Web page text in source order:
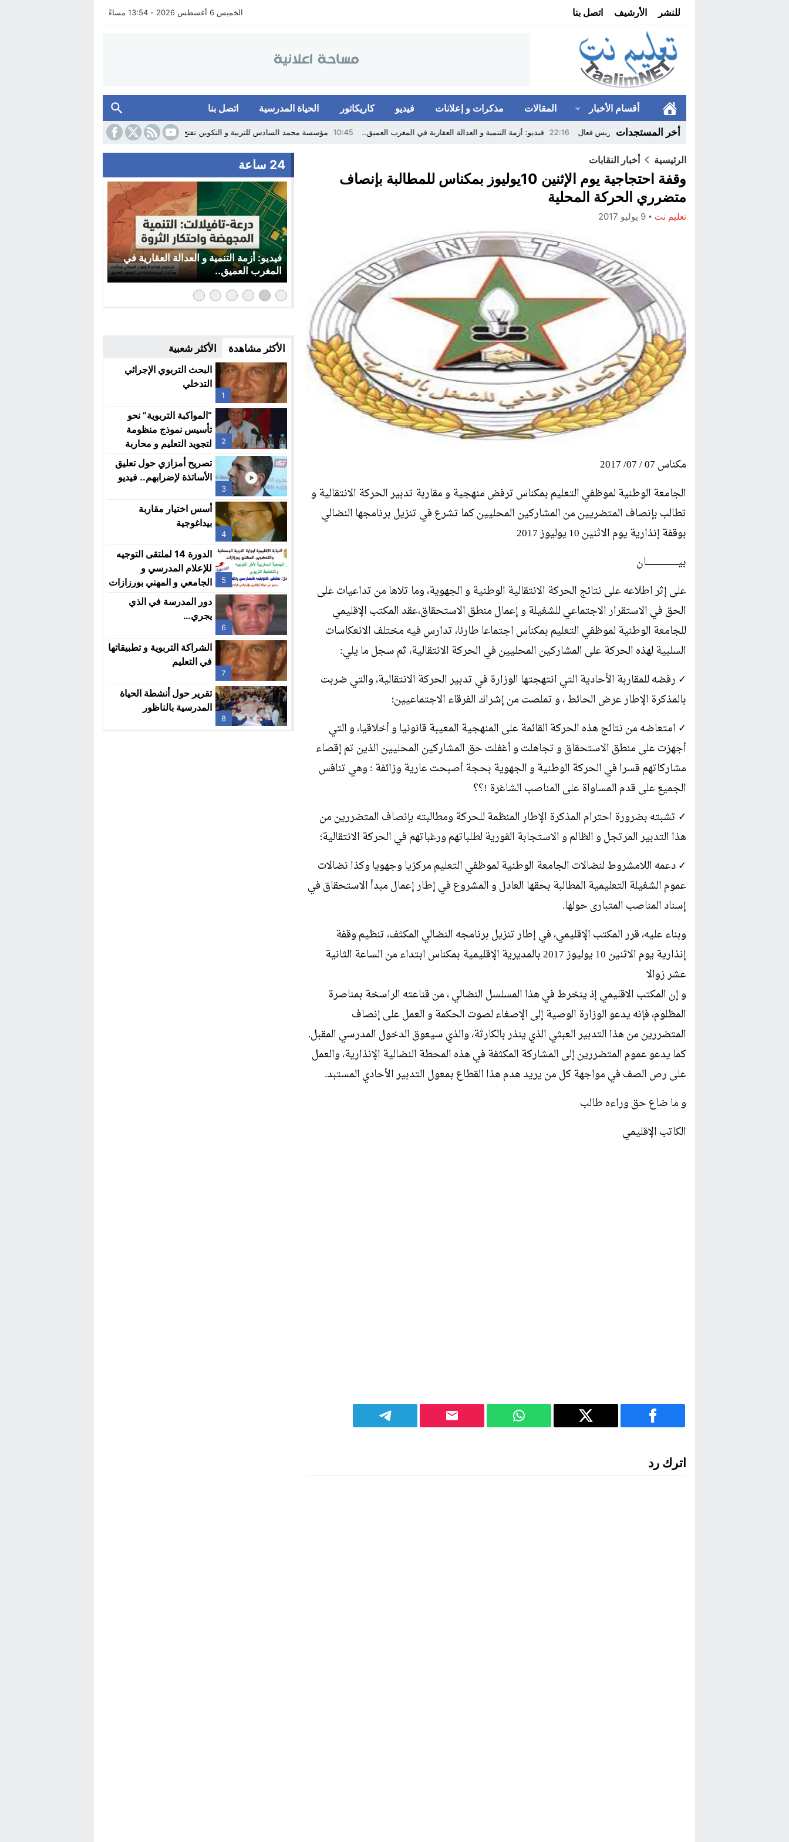
للنشر الأرشيف اتصل بنا الخميس 6 أغسطس 2026 - 13:54 مساءً
أقسام الأخبار المقالات مذكرات و إعلانات فيديو كاريكاتور الحياة المدرسية اتصل بنا
أخر المستجدات
جيد لنظريات التعلم و النمو من أجل تدريس فعال 22:16 فيديو: أزمة التنمية و العدالة العقارية في المغرب العميق.. 10:45 مؤسسة محمد السادس للتربية و التكوين تفتح باب التسجيل و إضافة الأبناء إلكتونيا
الرئيسية أخبار النقابات
وقفة احتجاجية يوم الإثنين 10يوليوز بمكناس للمطالبة بإنصاف
متضرري الحركة المحلية
تعليم نت 9 يوليو 2017
مكناس 07 / 07/ 2017
الجامعة الوطنية لموظفي التعليم بمكناس ترفض منهجية و مقاربة تدبير الحركة الانتقالية و
تطالب بإنصاف المتضريين من المشاركين المحليين كما تشرع في تنزيل برنامجها النضالي
بوقفة إنذارية يوم الاثنين 10 يوليوز 2017
بيــــــــــــــــــان
على إثر اطلاعه على نتائج الحركة الانتقالية الوطنية و الجهوية، وما تلاها من تداعيات على
الحق في الاستقرار الاجتماعي للشغيلة و إعمال منطق الاستحقاق،عقد المكتب الإقليمي
للجامعة الوطنية لموظفي التعليم بمكناس اجتماعا طارئا، تدارس فيه مختلف الانعكاسات
السلبية لهذه الحركة على المشاركين المحليين في الحركة الانتقالية، ثم سجل ما يلي:
✓ رفضه للمقاربة الأحادية التي انتهجتها الوزارة في تدبير الحركة الانتقالية، والتي ضربت
بالمذكرة الإطار عرض الحائط ، و تملصت من إشراك الفرقاء الاجتماعيين؛
✓ امتعاضه من نتائج هذه الحركة القائمة على المنهجية المعيبة قانونيا و أخلاقيا، و التي
أجهزت على منطق الاستحقاق و تجاهلت و أغفلت حق المشاركين المحليين الذين تم إقصاء
مشاركاتهم قسرا في الحركة الوطنية و الجهوية بحجة أصبحت عارية وزائفة : وهي تنافس
الجميع على قدم المساواة على المناصب الشاغرة !؟؟
✓ تشبته بضرورة احترام المذكرة الإطار المنظمة للحركة ومطالبته بإنصاف المتضررين من
هذا التدبير المرتجل و الظالم و الاستجابة الفورية لطلباتهم ورغباتهم في الحركة الانتقالية؛
✓ دعمه اللامشروط لنضالات الجامعة الوطنية لموظفي التعليم مركزيا وجهويا وكذا نضالات
عموم الشغيلة التعليمية المطالبة بحقها العادل و المشروع في إطار إعمال مبدأ الاستحقاق في
إسناد المناصب المتبارى حولها.
وبناء عليه، قرر المكتب الإقليمي، في إطار تنزيل برنامجه النضالي المكثف، تنظيم وقفة
إنذارية يوم الاثنين 10 يوليوز 2017 بالمديرية الإقليمية بمكناس ابتداء من الساعة الثانية
عشر زوالا
و إن المكتب الاقليمي إذ ينخرط في هذا المسلسل النضالي ، من قناعته الراسخة بمناصرة
المظلوم، فإنه يدعو الوزارة الوصية إلى الإصغاء لصوت الحكمة و العمل على إنصاف
المتضررين من هذا التدبير العبثي الذي ينذر بالكارثة، والذي سيعوق الدخول المدرسي المقبل.
كما يدعو عموم المتضررين إلى المشاركة المكثفة في هذه المحطة النضالية الإنذارية، والعمل
على رص الصف في مواجهة كل من يريد هدم هذا القطاع بمعول التدبير الأحادي المستبد.
و ما ضاع حق وراءه طالب
الكاتب الإقليمي
اترك رد
24 ساعة
فيديو: أزمة التنمية و العدالة العقارية في
المغرب العميق..
الأكثر مشاهدة الأكثر شعبية
1
البحث التربوي الإجرائي
التدخلي
2
“المواكبة التربوية” نحو
تأسيس نموذج منظومة
لتجويد التعليم و محاربة
الهدر المدرسي
3
تصريح أمزازي حول تعليق
الأساتذة لإضرابهم.. فيديو
4
أسس اختيار مقاربة
بيداغوجية
5
الدورة 14 لملتقى التوجيه
للإعلام المدرسي و
الجامعي و المهني بورزازات
يومي 7 و 8 أبريل
6
دور المدرسة في الذي
يجري…
7
الشراكة التربوية و تطبيقاتها
في التعليم
8
تقرير حول أنشطة الحياة
المدرسية بالناظور